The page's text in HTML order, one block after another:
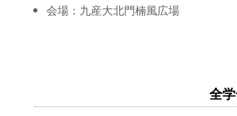
会場：九産大北門楠風広場
全